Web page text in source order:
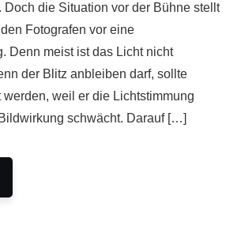
Doch die Situation vor der Bühne stellt
Fotografen vor eine
Denn meist ist das Licht nicht
der Blitz anbleiben darf, sollte
werden, weil er die Lichtstimmung
schwächt. Darauf […]